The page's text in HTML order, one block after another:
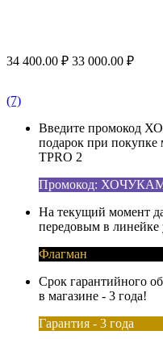
34 400.00 ₽ 33 000.00 ₽
(7)
Введите промокод
подарок при покупке
TPRO 2
Промокод:
На текущий момент
передовым в линейке
Флагман
Срок гарантийного
в магазине - 3 года!
Гарантия - 3 года